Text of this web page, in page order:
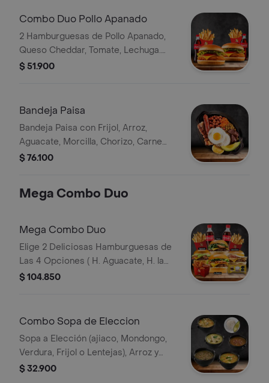
Combo Duo Pollo Apanado
2 Hamburguesas de Pollo Apanado,
Queso Cheddar, Tomate, Lechuga.
Ambos Combos con Papas y Bebida
$ 51.900
Bandeja Paisa
Bandeja Paisa con Frijol, Arroz,
Aguacate, Morcilla, Chorizo, Carne
Molida, Huevo, Chicharrón Porcion y
$ 76.100
Mega Combo Duo
Mega Combo Duo
Elige 2 Deliciosas Hamburguesas de
Las 4 Opciones ( H. Aguacate, H. la
Nuestra, H. Colombiana y H. Piedro)
Papas, 2 Bebidas, 6 Tender de Pollo y
1 Paquete de Trufas
$ 104.850
Combo Sopa de Eleccion
Sopa a Elección (ajiaco, Mondongo,
Verdura, Frijol o Lentejas), Arroz y
Aguacate
$ 32.900